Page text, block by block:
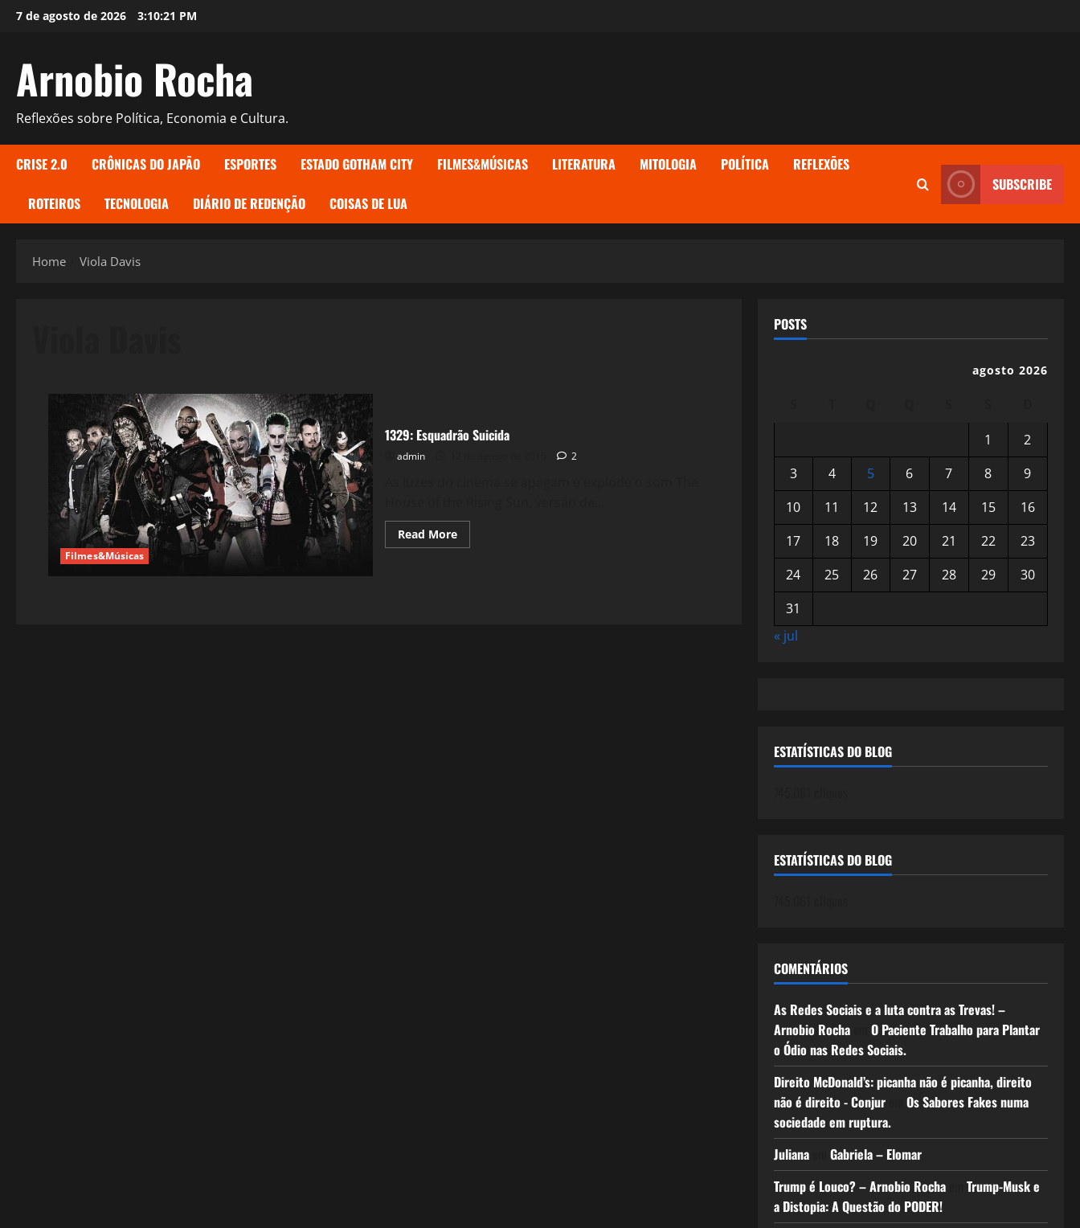
Skip7 de agosto de 2026 3:10:22 PM
Arnobio Rocha
Reflexões sobre Política, Economia e Cultura.
CRISE 2.0 CRÔNICAS DO JAPÃO ESPORTES ESTADO GOTHAM CITY FILMES&MÚSICAS LITERATURA MITOLOGIA POLÍTICA REFLEXÕES
ROTEIROS TECNOLOGIA DIÁRIO DE REDENÇÃO COISAS DE LUA
SUBSCRIBE
Home Viola Davis
Filmes&Músicas
1329: Esquadrão Suicida
admin 2
Read MoreRead
more
POSTS
agosto 2026
1
2
3
4 5 6 7 8
9
10
11 12 13 14 15
16
17
18 19 20 21 22
23
24
25 26 27 28 29
30
31
« jul
ESTATÍSTICAS DO BLOG
ESTATÍSTICAS DO BLOG
COMENTÁRIOS
As Redes Sociais e a luta contra as Trevas! –
Arnobio Rochaem O Paciente Trabalho para Plantar
o Ódio nas Redes Sociais.
Direito McDonald’s: picanha não é picanha, direito
não é direito - Conjurem Os Sabores Fakes numa
sociedade em ruptura.
Julianaem Gabriela – Elomar
Trump é Louco? – Arnobio Rochaem Trump-Musk e
a Distopia: A Questão do PODER!